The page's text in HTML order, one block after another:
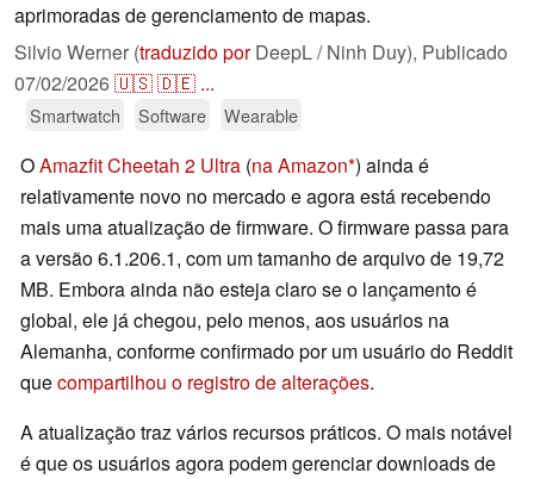
aprimoradas de gerenciamento de mapas.
Silvio Werner (traduzido porDeepL / Ninh Duy), Publicado
07/02/2026🇺🇸🇩🇪 ...
Smartwatch Software Wearable
OAmazfit Cheetah 2 Ultra (na Amazon ) ainda é
relativamente novo no mercado e agora está recebendo
mais uma atualização de firmware. O firmware passa para
a versão 6.1.206.1, com um tamanho de arquivo de 19,72
MB. Embora ainda não esteja claro se o lançamento é
global, ele já chegou, pelo menos, aos usuários na
Alemanha, conforme confirmado por um usuário do Reddit
quecompartilhou o registro de alterações.
A atualização traz vários recursos práticos. O mais notável
é que os usuários agora podem gerenciar downloads de